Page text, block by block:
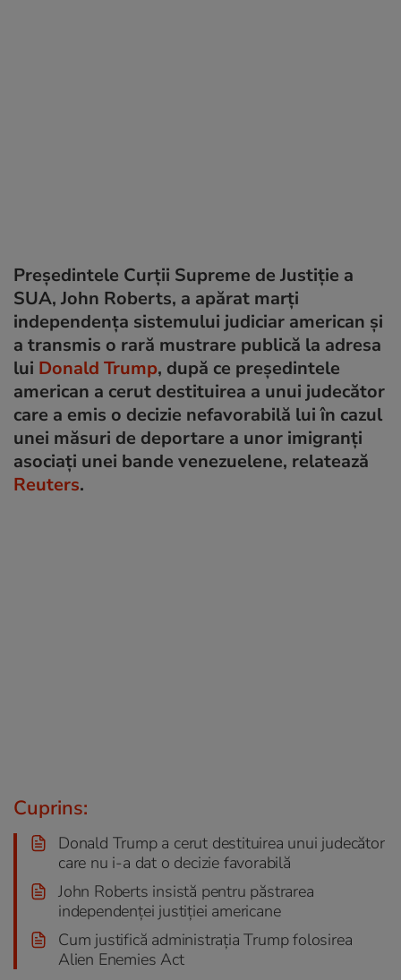
Preşedintele Curţii Supreme de Justiţie a
SUA, John Roberts, a apărat marţi
independenţa sistemului judiciar american şi
a transmis o rară mustrare publică la adresa
lui Donald Trump, după ce președintele
american a cerut destituirea a unui judecător
care a emis o decizie nefavorabilă lui în cazul
unei măsuri de deportare a unor imigranți
asociați unei bande venezuelene, relatează
Reuters.
Cuprins:
Donald Trump a cerut destituirea unui judecător
care nu i-a dat o decizie favorabilă
John Roberts insistă pentru păstrarea
independenței justiției americane
Cum justifică administrația Trump folosirea
Alien Enemies Act